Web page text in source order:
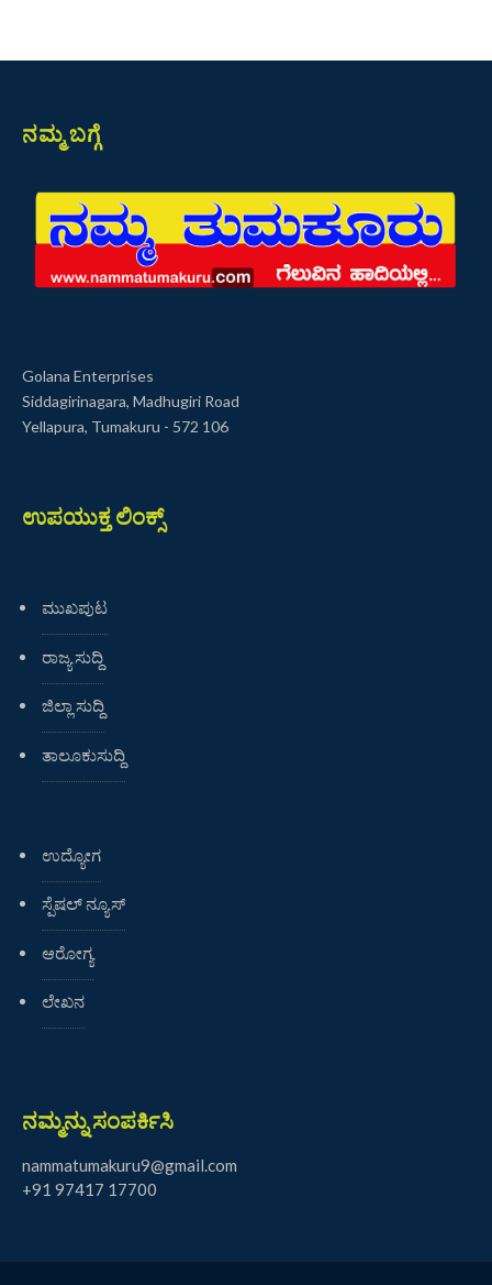
ನಮ್ಮ ಬಗ್ಗೆ
Golana Enterprises
Siddagirinagara, Madhugiri Road
Yellapura, Tumakuru - 572 106
ಉಪಯುಕ್ತ ಲಿಂಕ್ಸ್
ಮುಖಪುಟ
ರಾಜ್ಯ ಸುದ್ದಿ
ಜಿಲ್ಲಾ ಸುದ್ದಿ
ತಾಲೂಕುಸುದ್ದಿ
ಉದ್ಯೋಗ
ಸ್ಪೆಷಲ್ ನ್ಯೂಸ್
ಆರೋಗ್ಯ
ಲೇಖನ
ನಮ್ಮನ್ನು ಸಂಪರ್ಕಿಸಿ
nammatumakuru9@gmail.com
+91 97417 17700